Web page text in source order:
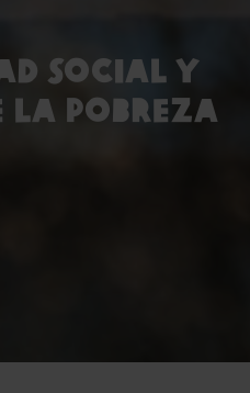
social y
la pobreza